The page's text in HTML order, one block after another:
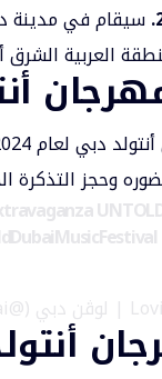
العربية
2024 الدخول عن طريق
وحجز التذكرة
أنتولد